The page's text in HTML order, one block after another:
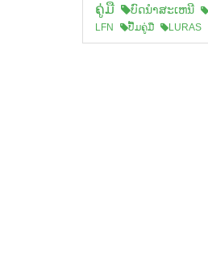
ຄູ່ມື
ບົດນຳສະເຫນີ
LFN
ປື້ມຄູ່ມື LURAS